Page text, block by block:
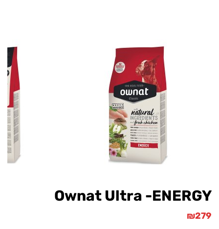
Ownat Ultra -